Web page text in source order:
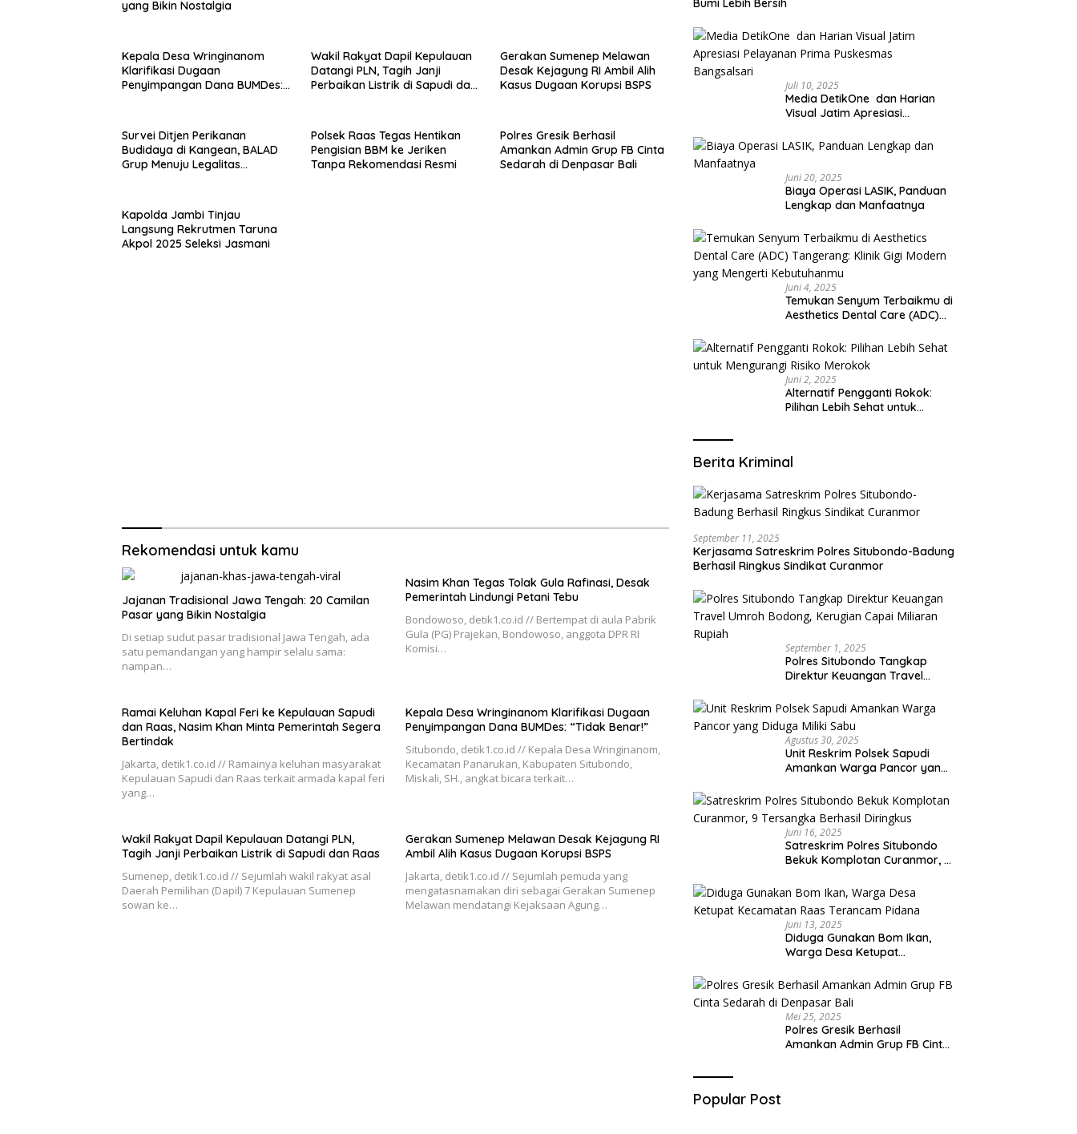
yang Bikin Nostalgia
Kepala Desa Wringinanom
Klarifikasi Dugaan
Penyimpangan Dana BUMDes:
Wakil Rakyat Dapil Kepulauan
Datangi PLN, Tagih Janji
Perbaikan Listrik di Sapudi dan
Gerakan Sumenep Melawan
Desak Kejagung RI Ambil Alih
Kasus Dugaan Korupsi BSPS
Survei Ditjen Perikanan
Budidaya di Kangean, BALAD
Grup Menuju Legalitas
Polsek Raas Tegas Hentikan
Pengisian BBM ke Jeriken
Tanpa Rekomendasi Resmi
Polres Gresik Berhasil
Amankan Admin Grup FB Cinta
Sedarah di Denpasar Bali
Kapolda Jambi Tinjau
Langsung Rekrutmen Taruna
Akpol 2025 Seleksi Jasmani
Rekomendasi untuk kamu
Jajanan Tradisional Jawa Tengah: 20 Camilan
Pasar yang Bikin Nostalgia
Di setiap sudut pasar tradisional Jawa Tengah, ada
satu pemandangan yang hampir selalu sama:
nampan…
Nasim Khan Tegas Tolak Gula Rafinasi, Desak
Pemerintah Lindungi Petani Tebu
Bondowoso, detik1.co.id // Bertempat di aula Pabrik
Gula (PG) Prajekan, Bondowoso, anggota DPR RI
Komisi…
Ramai Keluhan Kapal Feri ke Kepulauan Sapudi
dan Raas, Nasim Khan Minta Pemerintah Segera
Bertindak
Jakarta, detik1.co.id // Ramainya keluhan masyarakat
Kepulauan Sapudi dan Raas terkait armada kapal feri
yang…
Kepala Desa Wringinanom Klarifikasi Dugaan
Penyimpangan Dana BUMDes: “Tidak Benar!”
Situbondo, detik1.co.id // Kepala Desa Wringinanom,
Kecamatan Panarukan, Kabupaten Situbondo,
Miskali, SH., angkat bicara terkait…
Wakil Rakyat Dapil Kepulauan Datangi PLN,
Tagih Janji Perbaikan Listrik di Sapudi dan Raas
Sumenep, detik1.co.id // Sejumlah wakil rakyat asal
Daerah Pemilihan (Dapil) 7 Kepulauan Sumenep
sowan ke…
Gerakan Sumenep Melawan Desak Kejagung RI
Ambil Alih Kasus Dugaan Korupsi BSPS
Jakarta, detik1.co.id // Sejumlah pemuda yang
mengatasnamakan diri sebagai Gerakan Sumenep
Melawan mendatangi Kejaksaan Agung…
Bumi Lebih Bersih
Juli 10, 2025
Media DetikOne dan Harian
Visual Jatim Apresiasi
Bangsalsari
Juni 20, 2025
Biaya Operasi LASIK, Panduan
Lengkap dan Manfaatnya
Juni 4, 2025
Temukan Senyum Terbaikmu di
Aesthetics Dental Care (ADC)
yang Mengerti Kebutuhanmu
Juni 2, 2025
Alternatif Pengganti Rokok:
Pilihan Lebih Sehat untuk
Berita Kriminal
September 11, 2025
Kerjasama Satreskrim Polres Situbondo-Badung
Berhasil Ringkus Sindikat Curanmor
September 1, 2025
Polres Situbondo Tangkap
Direktur Keuangan Travel
Capai Miliaran Rupiah
Agustus 30, 2025
Unit Reskrim Polsek Sapudi
Amankan Warga Pancor yang
Juni 16, 2025
Satreskrim Polres Situbondo
Bekuk Komplotan Curanmor, 9
Juni 13, 2025
Diduga Gunakan Bom Ikan,
Warga Desa Ketupat
Pidana
Mei 25, 2025
Polres Gresik Berhasil
Amankan Admin Grup FB Cinta
Popular Post